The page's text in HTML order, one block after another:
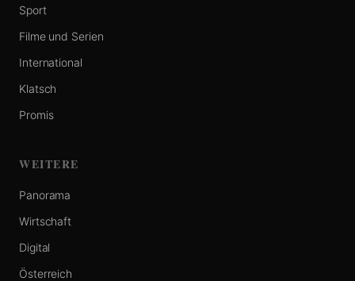
Sport
Filme und Serien
International
Klatsch
Promis
WEITERE
Panorama
Wirtschaft
Digital
Österreich